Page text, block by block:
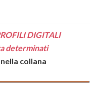
DIGITALI
determinati
collana